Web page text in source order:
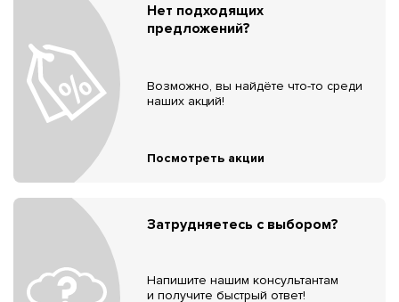
Нет подходящих
предложений?
Возможно, вы найдёте что-то среди
наших акций!
Посмотреть акции
Затрудняетесь с выбором?
Напишите нашим консультантам
и получите быстрый ответ!